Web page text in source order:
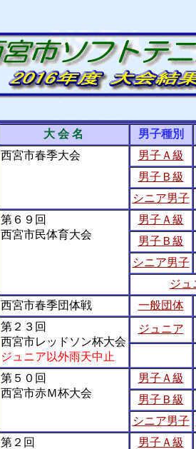
大 会 名
男子種別
西宮市春季大会
男子Ａ級
男子Ｂ級
シニア男子
第６９回
西宮市民体育大会
男子Ａ級
男子Ｂ級
シニア男子
ジュ
西宮市春季団体戦
一般団体
第２３回
西宮市レッドソン杯大会
ジュニア以外雨天中止
ジュニア
第５０回
西宮市赤Ｍ杯大会
男子Ａ級
男子Ｂ級
シニア男子
第２回
男子Ａ級